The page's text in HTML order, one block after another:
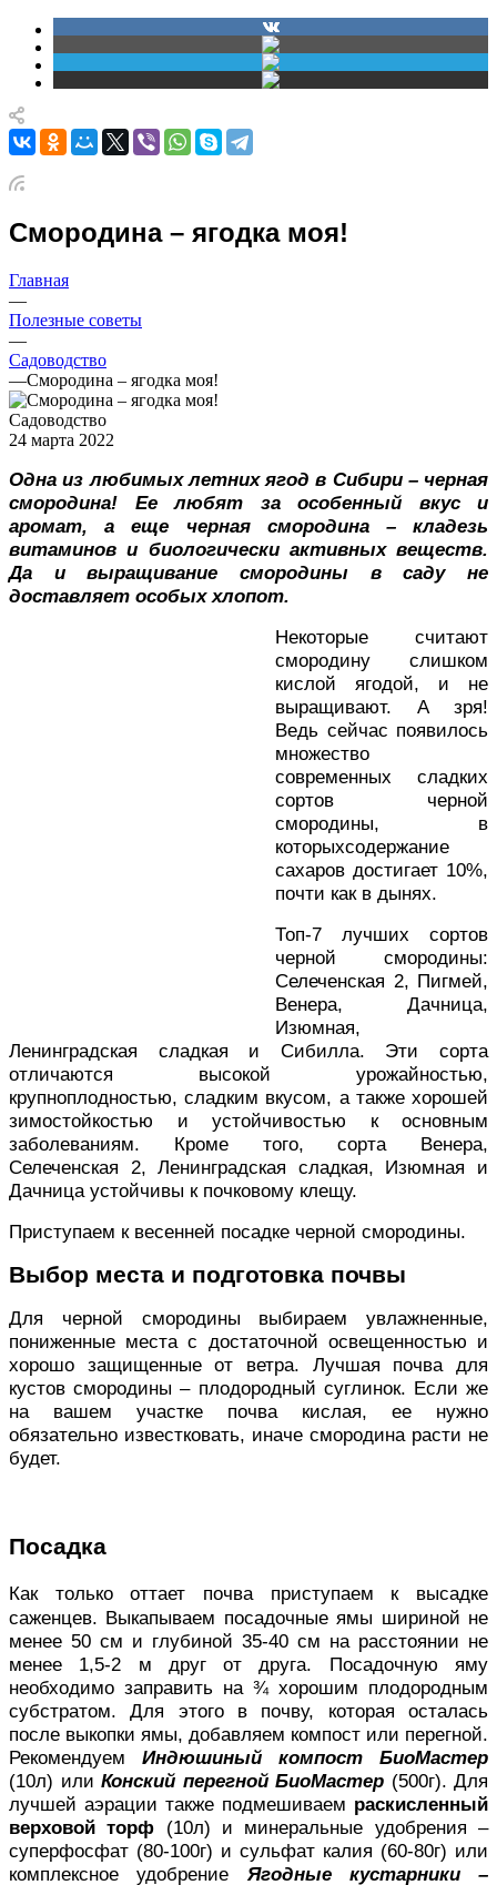
Смородина – ягодка моя!
Главная
—
Полезные советы
—
Садоводство
—Смородина – ягодка моя!
Садоводство
24 марта 2022
Одна из любимых летних ягод в Сибири – черная
смородина! Ее любят за особенный вкус и
аромат, а еще черная смородина – кладезь
витаминов и биологически активных веществ.
Да и выращивание смородины в саду не
доставляет особых хлопот.
Некоторые считают
смородину слишком
кислой ягодой, и не
выращивают. А зря!
Ведь сейчас появилось
множество
современных сладких
сортов черной
смородины, в
которыхсодержание
сахаров достигает 10%,
почти как в дынях.
Топ-7 лучших сортов
черной смородины:
Селеченская 2, Пигмей,
Венера, Дачница,
Изюмная,
Ленинградская сладкая и Сибилла. Эти сорта
отличаются высокой урожайностью,
крупноплодностью, сладким вкусом, а также хорошей
зимостойкостью и устойчивостью к основным
заболеваниям. Кроме того, сорта Венера,
Селеченская 2, Ленинградская сладкая, Изюмная и
Дачница устойчивы к почковому клещу.
Приступаем к весенней посадке черной смородины.
Выбор места и подготовка почвы
Для черной смородины выбираем увлажненные,
пониженные места с достаточной освещенностью и
хорошо защищенные от ветра. Лучшая почва для
кустов смородины – плодородный суглинок. Если же
на вашем участке почва кислая, ее нужно
обязательно известковать, иначе смородина расти не
будет.
Посадка
Как только оттает почва приступаем к высадке
саженцев. Выкапываем посадочные ямы шириной не
менее 50 см и глубиной 35-40 см на расстоянии не
менее 1,5-2 м друг от друга. Посадочную яму
необходимо заправить на ¾ хорошим плодородным
субстратом. Для этого в почву, которая осталась
после выкопки ямы, добавляем компост или перегной.
Рекомендуем Индюшиный компост БиоМастер
(10л) или Конский перегной БиоМастер (500г). Для
лучшей аэрации также подмешиваем раскисленный
верховой торф (10л) и минеральные удобрения –
суперфосфат (80-100г) и сульфат калия (60-80г) или
комплексное удобрение Ягодные кустарники –